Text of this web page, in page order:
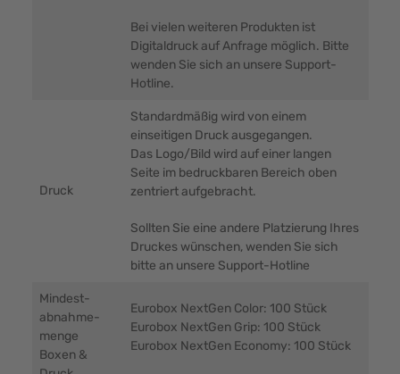
Bei vielen weiteren Produkten ist
Digitaldruck auf Anfrage möglich. Bitte
wenden Sie sich an unsere Support-
Hotline.
Druck
Standardmäßig wird von einem
einseitigen Druck ausgegangen.
Das Logo/Bild wird auf einer langen
Seite im bedruckbaren Bereich oben
zentriert aufgebracht.
Sollten Sie eine andere Platzierung Ihres
Druckes wünschen, wenden Sie sich
bitte an unsere Support-Hotline
Mindest-
abnahme-
menge
Boxen &
Eurobox NextGen Color: 100 Stück
Eurobox NextGen Grip: 100 Stück
Eurobox NextGen Economy: 100 Stück